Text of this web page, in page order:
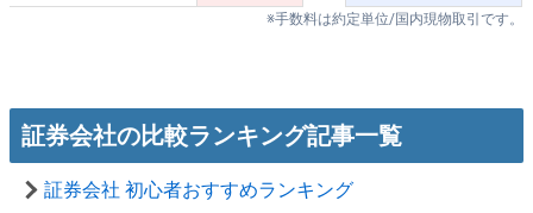
※手数料は約定単位/国内現物取引です。
証券会社の比較ランキング記事一覧
証券会社 初心者おすすめランキング